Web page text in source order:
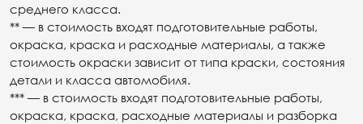
среднего класса.
** — в стоимость входят подготовительные работы,
окраска, краска и расходные материалы, а также
стоимость окраски зависит от типа краски, состояния
детали и класса автомобиля.
*** — в стоимость входят подготовительные работы,
окраска, краска, расходные материалы и разборка